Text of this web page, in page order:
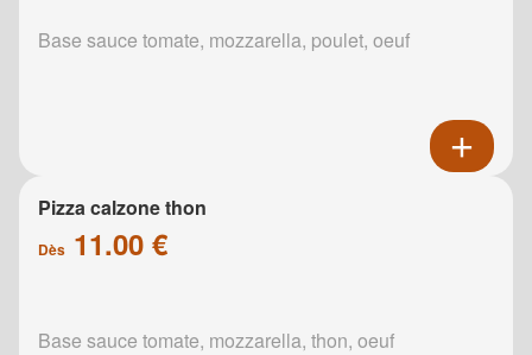
Base sauce tomate, mozzarella, poulet, oeuf
Pizza calzone thon
Dès 11.00 €
Base sauce tomate, mozzarella, thon, oeuf